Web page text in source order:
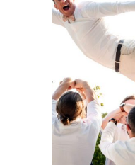
5 idées originales
arrêtait